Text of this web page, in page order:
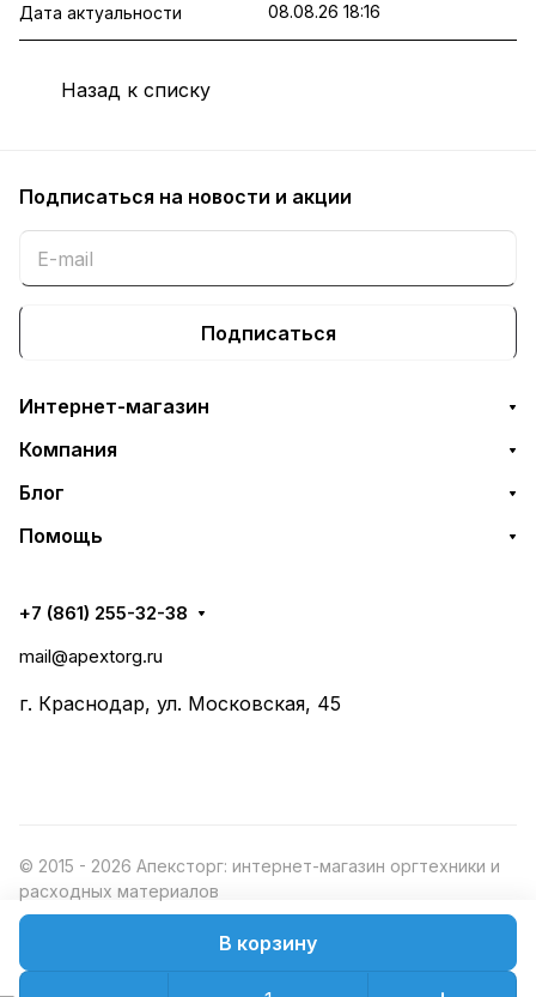
В корзину
Дата актуальности 08.08.26 18:16
Назад к списку
Подписаться на новости и акции
Подписаться
Интернет-магазин
Компания
Блог
Помощь
+7 (861) 255-32-38
mail@apextorg.ru
г. Краснодар, ул. Московская, 45
© 2015 - 2026 Апексторг: интернет-магазин оргтехники и
расходных материалов
Конфиденциальность